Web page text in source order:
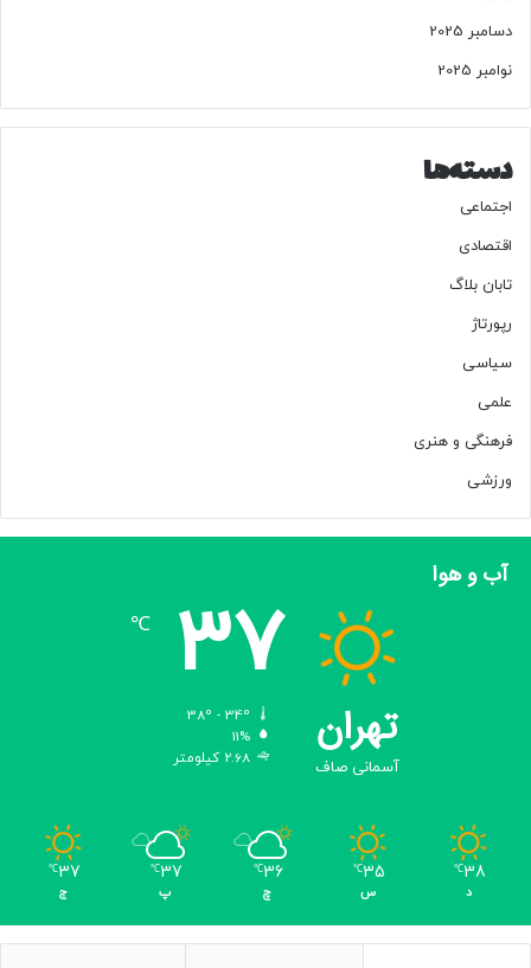
دسامبر 2025
نوامبر 2025
دسته‌ها
اجتماعی
اقتصادی
تابان بلاگ
رپورتاژ
سیاسی
علمی
فرهنگی و هنری
ورزشی
آب و هوا
تهران
آسمانی صاف
37
℃
11%
2.68 کیلومتر
38
℃
د
35
℃
س
36
℃
چ
37
℃
پ
37
℃
ج